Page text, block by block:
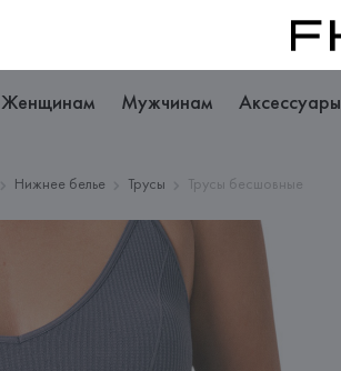
Женщинам Мужчинам Аксессуары
Нижнее белье Трусы Трусы бесшовные